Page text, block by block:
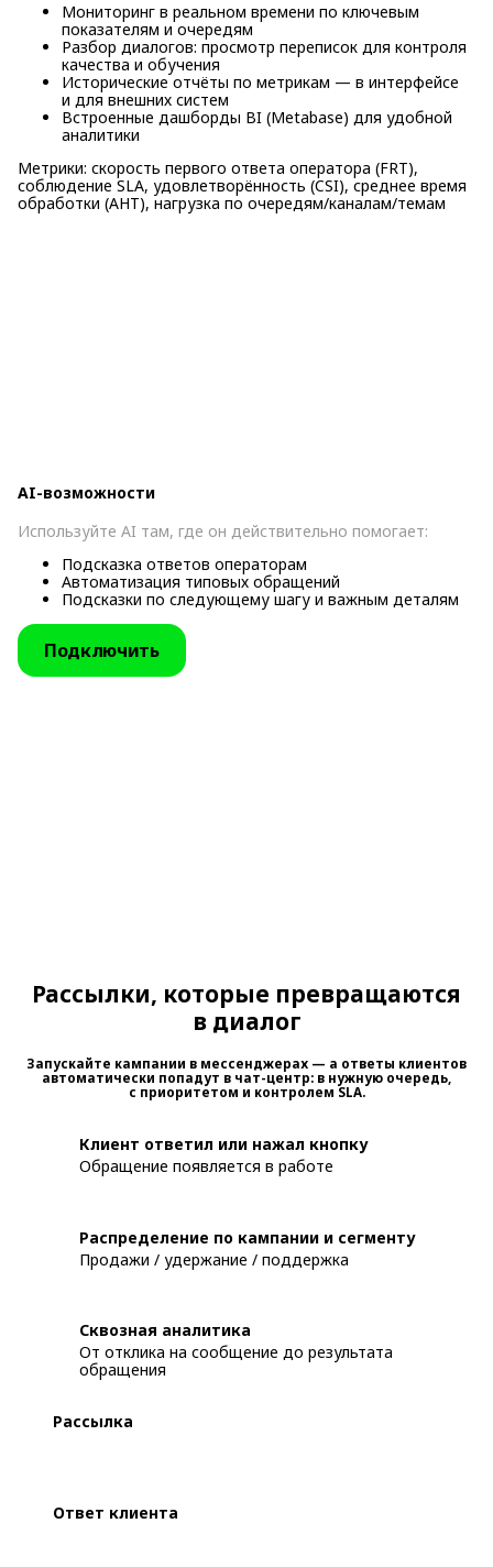
Мониторинг в реальном времени по ключевым
показателям и очередям
Разбор диалогов: просмотр переписок для контроля
качества и обучения
Исторические отчёты по метрикам — в интерфейсе
и для внешних систем
Встроенные дашборды BI (Metabase) для удобной
аналитики
Метрики: скорость первого ответа оператора (FRT),
соблюдение SLA, удовлетворённость (CSI), среднее время
обработки (AHT), нагрузка по очередям/каналам/темам
AI-возможности
Используйте AI там, где он действительно помогает:
Подсказка ответов операторам
Автоматизация типовых обращений
Подсказки по следующему шагу и важным деталям
Подключить
Рассылки, которые превращаются
в диалог
Запускайте кампании в мессенджерах — а ответы клиентов
автоматически попадут в чат-центр: в нужную очередь,
с приоритетом и контролем SLA.
Клиент ответил или нажал кнопку
Обращение появляется в работе
Распределение по кампании и сегменту
Продажи / удержание / поддержка
Сквозная аналитика
От отклика на сообщение до результата
обращения
Рассылка
Ответ клиента